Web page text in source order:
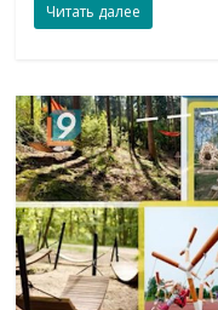
Читать далее